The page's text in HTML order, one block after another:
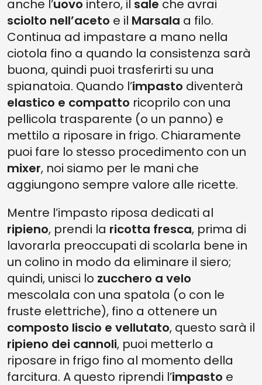
anche l’uovo intero, il sale che avrai
sciolto nell’aceto e il Marsala a filo.
Continua ad impastare a mano nella
ciotola fino a quando la consistenza sarà
buona, quindi puoi trasferirti su una
spianatoia. Quando l’impasto diventerà
elastico e compatto ricoprilo con una
pellicola trasparente (o un panno) e
mettilo a riposare in frigo. Chiaramente
puoi fare lo stesso procedimento con un
mixer, noi siamo per le mani che
aggiungono sempre valore alle ricette.
Mentre l’impasto riposa dedicati al
ripieno, prendi la ricotta fresca, prima di
lavorarla preoccupati di scolarla bene in
un colino in modo da eliminare il siero;
quindi, unisci lo zucchero a velo
mescolala con una spatola (o con le
fruste elettriche), fino a ottenere un
composto liscio e vellutato, questo sarà il
ripieno dei cannoli, puoi metterlo a
riposare in frigo fino al momento della
farcitura. A questo riprendi l’impasto e